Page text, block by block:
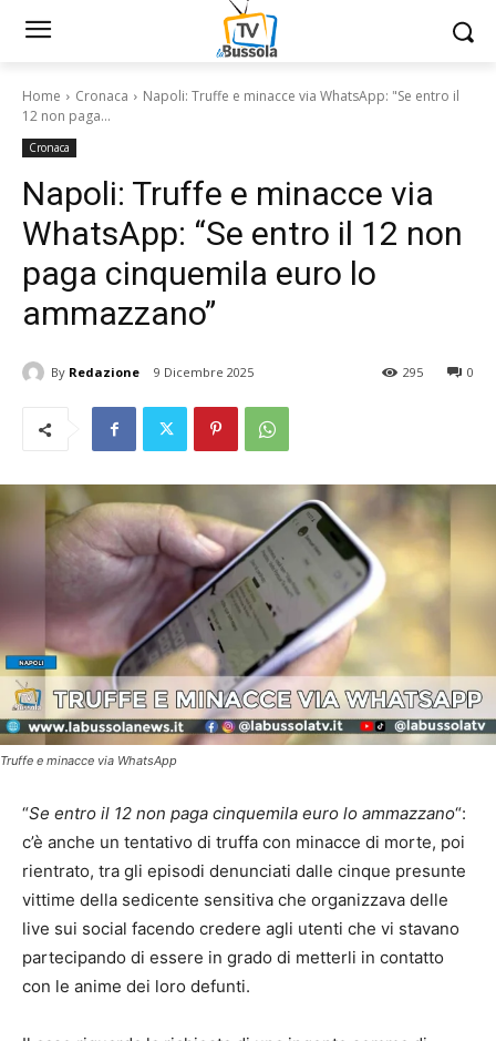
Home Cronaca
Napoli: Truffe e minacce via WhatsApp: "Se entro il
12 non paga...
Cronaca
Napoli: Truffe e minacce via
WhatsApp: “Se entro il 12 non
paga cinquemila euro lo
ammazzano”
By Redazione 9 Dicembre 2025 0
295
Truffe e minacce via WhatsApp
“Se entro il 12 non paga cinquemila euro lo ammazzano“:
c’è anche un tentativo di truffa con minacce di morte, poi
rientrato, tra gli episodi denunciati dalle cinque presunte
vittime della sedicente sensitiva che organizzava delle
live sui social facendo credere agli utenti che vi stavano
partecipando di essere in grado di metterli in contatto
con le anime dei loro defunti.